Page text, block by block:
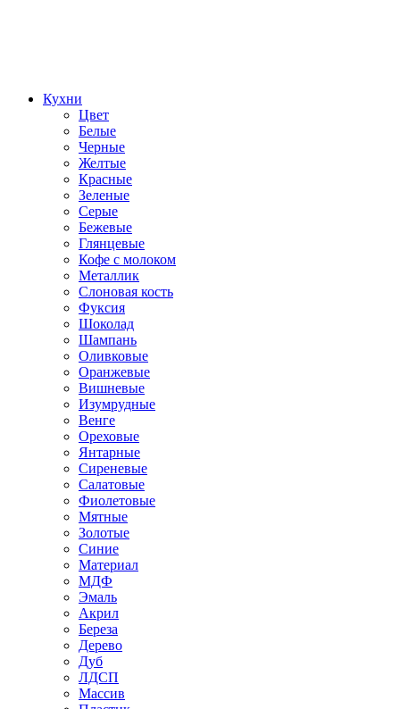
Кухни
Цвет
Белые
Черные
Желтые
Красные
Зеленые
Серые
Бежевые
Глянцевые
Кофе с молоком
Металлик
Слоновая кость
Фуксия
Шоколад
Шампань
Оливковые
Оранжевые
Вишневые
Изумрудные
Венге
Ореховые
Янтарные
Сиреневые
Салатовые
Фиолетовые
Мятные
Золотые
Синие
Материал
МДФ
Эмаль
Акрил
Береза
Дерево
Дуб
ЛДСП
Массив